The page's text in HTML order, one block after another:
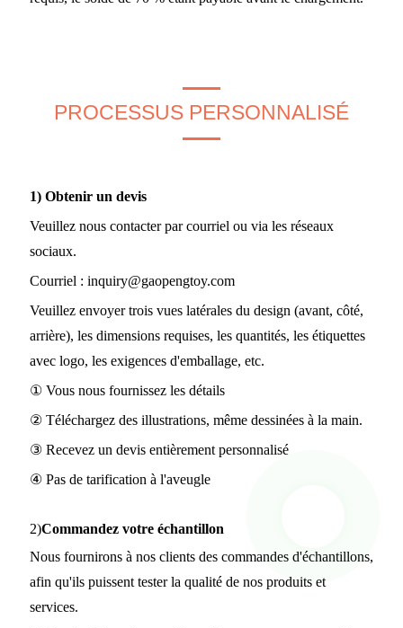
PROCESSUS PERSONNALISÉ
1) Obtenir un devis
Veuillez nous contacter par courriel ou via les réseaux
sociaux.
Courriel : inquiry@gaopengtoy.com
Veuillez envoyer trois vues latérales du design (avant, côté,
arrière), les dimensions requises, les quantités, les étiquettes
avec logo, les exigences d'emballage, etc.
① Vous nous fournissez les détails
② Téléchargez des illustrations, même dessinées à la main.
③ Recevez un devis entièrement personnalisé
④ Pas de tarification à l'aveugle
2)Commandez votre échantillon
Nous fournirons à nos clients des commandes d'échantillons,
afin qu'ils puissent tester la qualité de nos produits et
services.